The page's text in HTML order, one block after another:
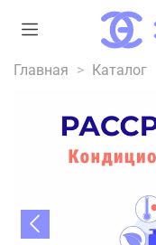
Главная Каталог